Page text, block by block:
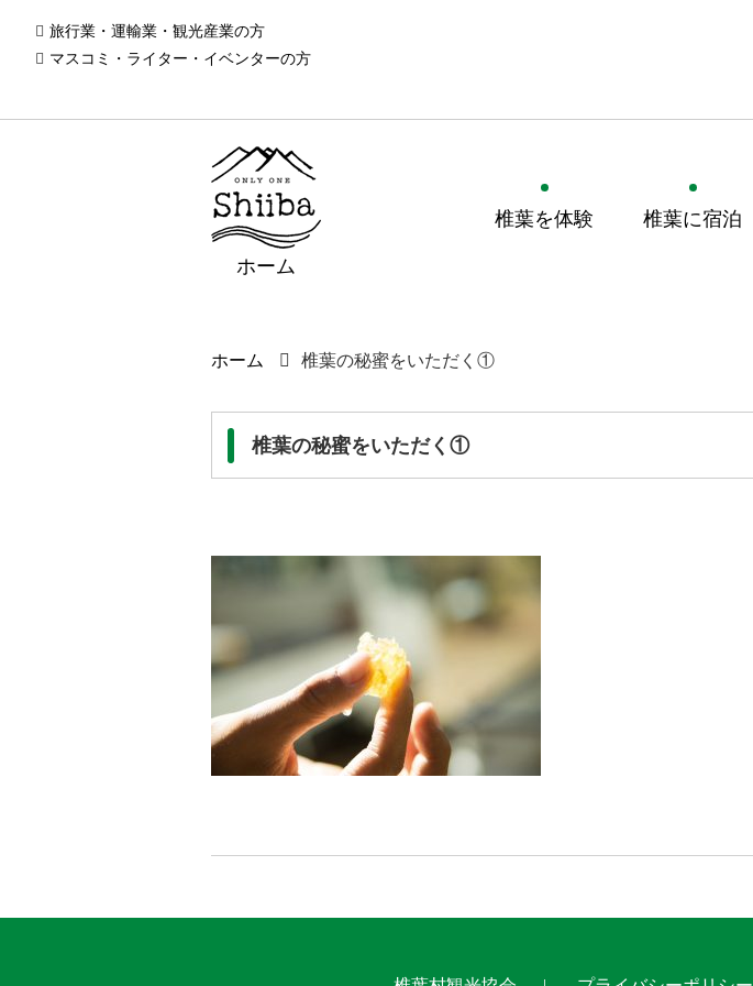
旅行業・運輸業・観光産業の方
マスコミ・ライター・イベンターの方
ホーム
椎葉を体験 椎葉に宿泊
ホーム 椎葉の秘蜜をいただく①
椎葉の秘蜜をいただく①